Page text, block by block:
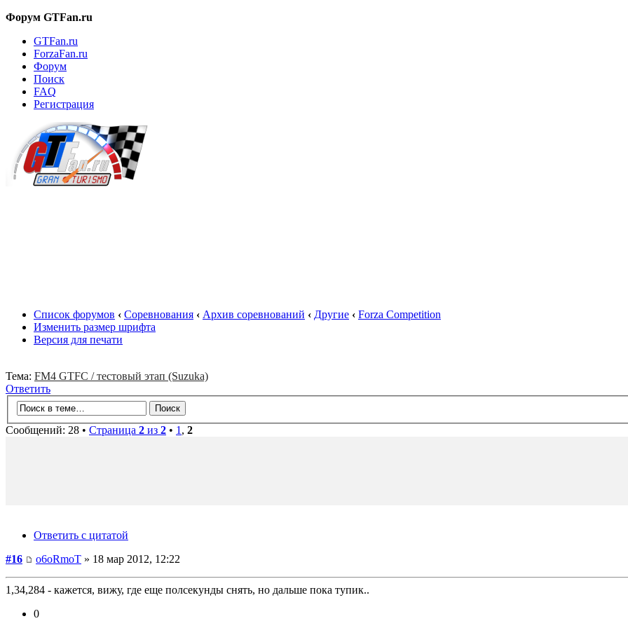
Форум GTFan.ru
GTFan.ru
ForzaFan.ru
Форум
Поиск
FAQ
Регистрация
Список форумов ‹ Соревнования ‹ Архив соревнований ‹ Другие ‹ Forza Competition
Изменить размер шрифта
Версия для печати
Тема: FM4 GTFC / тестовый этап (Suzuka)
Ответить
Сообщений: 28 • Страница 2 из 2 • 1 , 2
Ответить с цитатой
#16
o6oRmoT » 18 мар 2012, 12:22
1,34,284 - кажется, вижу, где еще полсекунды снять, но дальше пока тупик..
0